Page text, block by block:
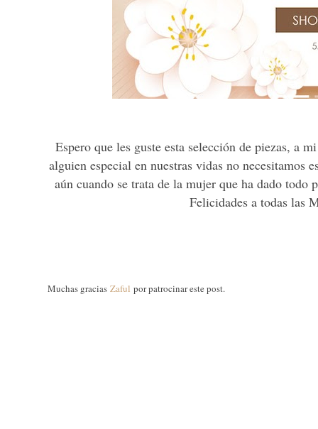
Espero que les guste esta selección de piezas, a
alguien especial en nuestras vidas no necesitamos
aún cuando se trata de la mujer que ha dado
Felicidades a todas las
Muchas graciasZaful por patrocinar este post.